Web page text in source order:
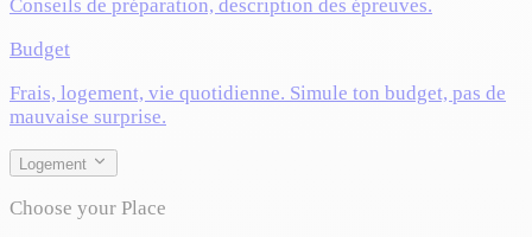
Conseils de préparation, description des épreuves.
Budget
Frais, logement, vie quotidienne. Simule ton budget, pas de
mauvaise surprise.
Logement
Choose your Place